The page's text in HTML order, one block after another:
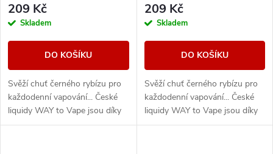
209 Kč
Skladem
DO KOŠÍKU
Svěží chuť černého rybízu pro
každodenní vapování... České
liquidy WAY to Vape jsou díky
vyváženému poměru složek
209 Kč
Skladem
DO KOŠÍKU
Svěží chuť černého rybízu pro
každodenní vapování... České
liquidy WAY to Vape jsou díky
vyváženému poměru složek